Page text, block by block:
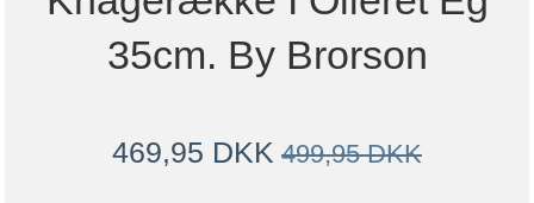
35cm. By Brorson
469,95 DKK 499,95 DKK